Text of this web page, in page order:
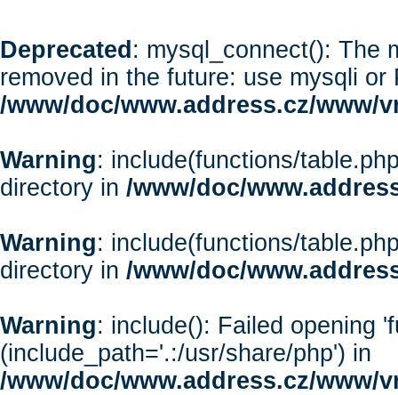
Deprecated : mysql_connect(): The
removed in the future: use mysqli or
/www/doc/www.address.cz/www/
Warning: include(functions/
directory in /www/doc/
Warning: include(functions/
directory in /www/doc/
Warning: include(): Failed opening
(include_path='.:/usr/share/php') in
/www/doc/www.address.cz/www/